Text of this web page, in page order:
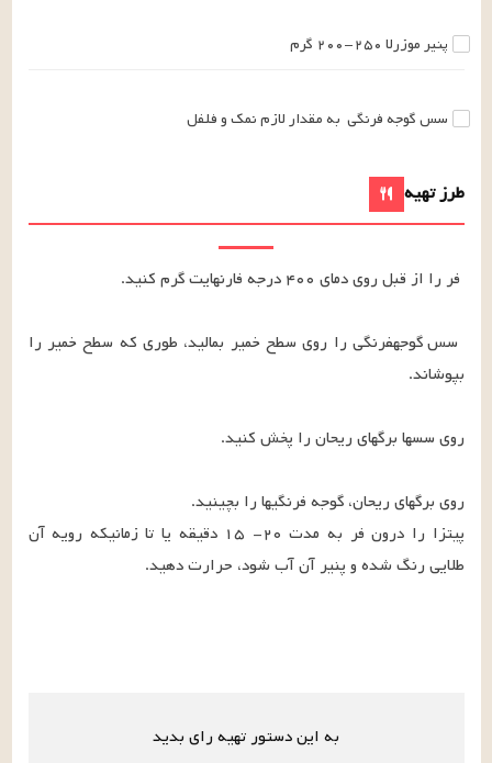
پنیر موزرلا ۲۰۰-۲۵۰ گرم
سس گوجه فرنگی به مقدار لازمنمک و فلفل
طرز تهیه
طلایی رنگ شده و پنیر آن آب شود، حرارت دهید.
به این دستور تهیه رای بدید